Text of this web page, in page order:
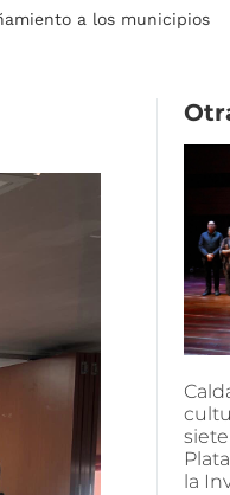
a los municipios
siete
la